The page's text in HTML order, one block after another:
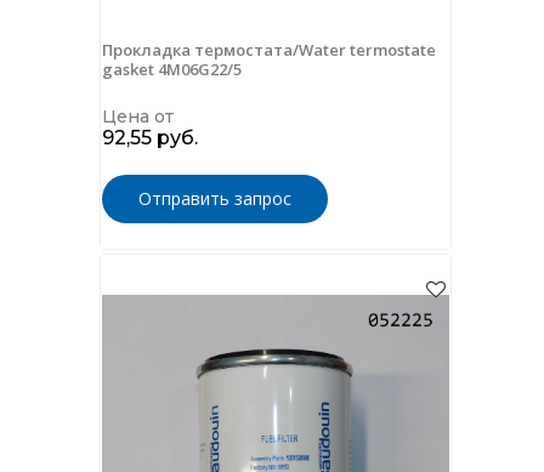
Прокладка термостата/Water termostate
gasket 4M06G22/5
Цена от
92,55 руб.
Отправить запрос